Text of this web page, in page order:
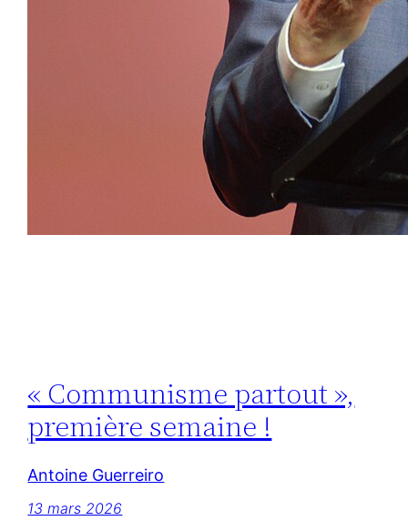
« Communisme partout »,
première semaine !
Antoine Guerreiro
13 mars 2026